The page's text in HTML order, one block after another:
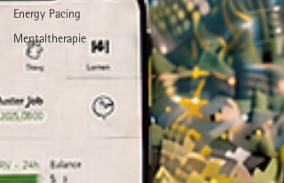
Energy Pacing
Mentaltherapie